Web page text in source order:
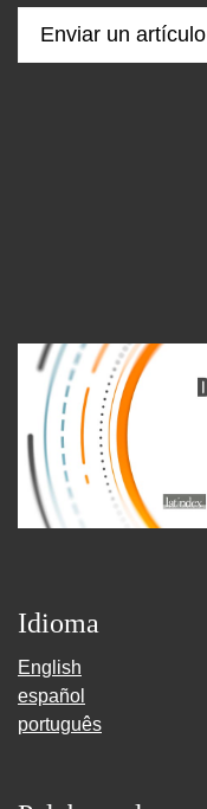
Enviar un artículo
Idioma
English
español
português